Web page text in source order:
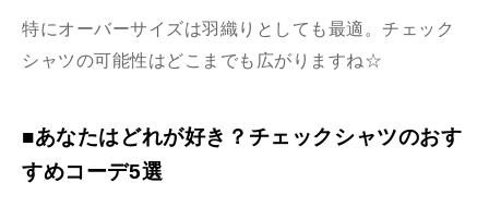
特にオーバーサイズは羽織りとしても最適。チェック
シャツの可能性はどこまでも広がりますね☆
■あなたはどれが好き？チェックシャツのおす
すめコーデ5選